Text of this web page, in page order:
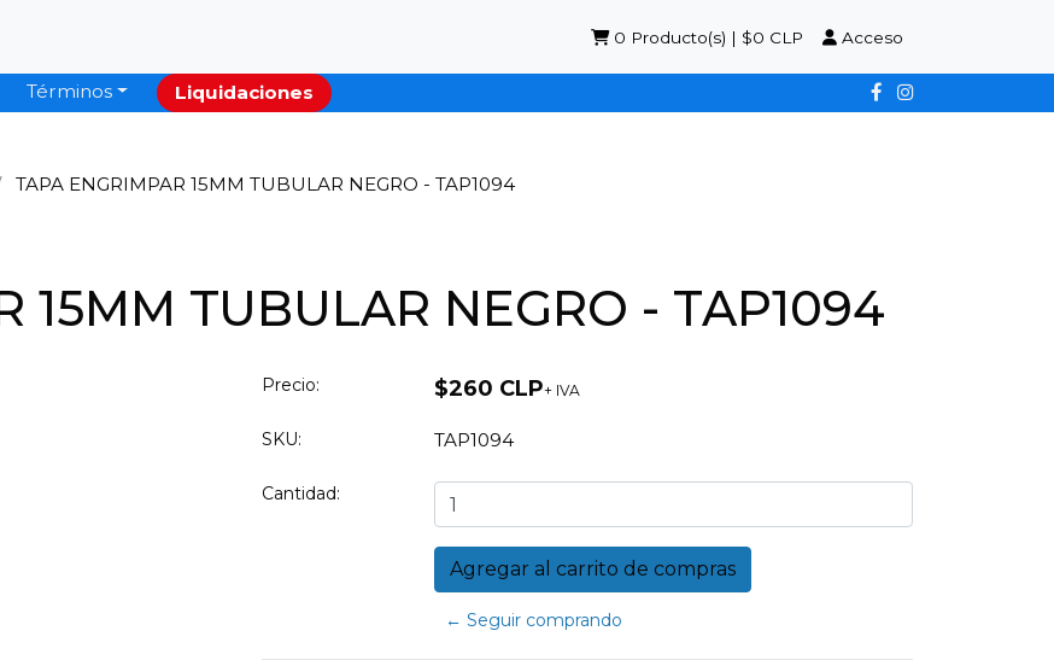
0 Producto(s) | $0 CLP Acceso
Términos Liquidaciones
TAPA ENGRIMPAR 15MM TUBULAR NEGRO - TAP1094
15MM TUBULAR NEGRO - TAP1094
Precio: $260 CLP+ IVA
SKU: TAP1094
Cantidad:
← Seguir comprando